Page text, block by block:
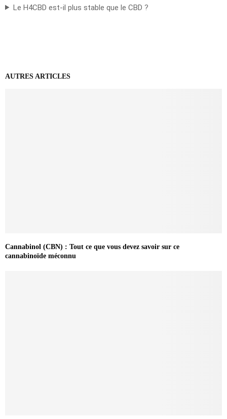
Le H4CBD est-il plus stable que le CBD ?
AUTRES ARTICLES
Cannabinol (CBN) : Tout ce que vous devez savoir sur ce
cannabinoïde méconnu